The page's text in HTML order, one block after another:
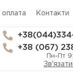
оплата Контакти
+38 (067)
Пн-Пт